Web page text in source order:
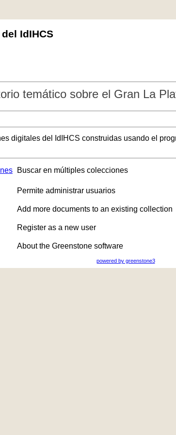
IdIHCS
temático sobre el Gran La
digitales del IdIHCS construidas usando el
Buscar en múltiples colecciones
Permite administrar usuarios
Add more documents to an existing collection
Register as a new user
About the Greenstone software
powered by greenstone3